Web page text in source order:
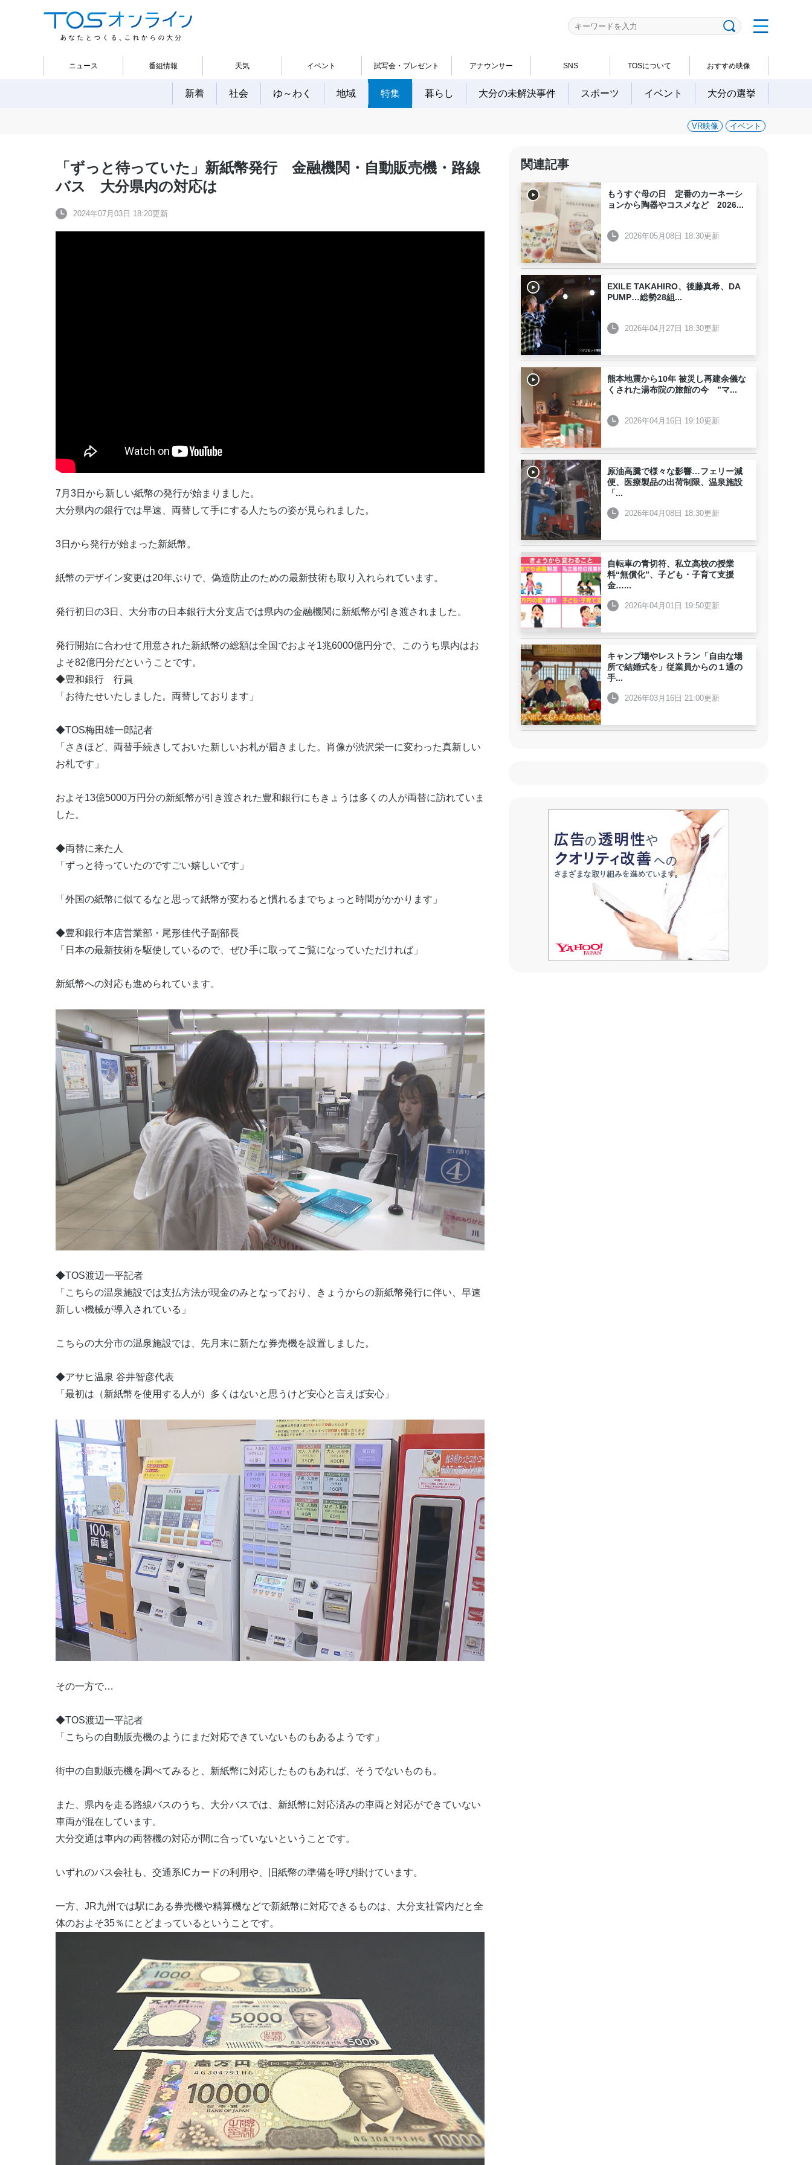
ニュース 番組情報 天気 イベント 試写会・プレゼント アナウンサー SNS TOSについて おすすめ映像
新着 社会 ゆ～わく 地域 特集 暮らし 大分の未解決事件 スポーツ イベント 大分の選挙
VR映像 イベント
「ずっと待っていた」新紙幣発行 金融機関・自動販売機・路線
バス 大分県内の対応は
2024年07月03日 18:20更新
7月3日から新しい紙幣の発行が始まりました。
大分県内の銀行では早速、両替して手にする人たちの姿が見られました。
3日から発行が始まった新紙幣。
紙幣のデザイン変更は20年ぶりで、偽造防止のための最新技術も取り入れられています。
発行初日の3日、大分市の日本銀行大分支店では県内の金融機関に新紙幣が引き渡されました。
発行開始に合わせて用意された新紙幣の総額は全国でおよそ1兆6000億円分で、このうち県内はお
よそ82億円分だということです。
◆豊和銀行 行員
「お待たせいたしました。両替しております」
◆TOS梅田雄一郎記者
「さきほど、両替手続きしておいた新しいお札が届きました。肖像が渋沢栄一に変わった真新しい
お札です」
およそ13億5000万円分の新紙幣が引き渡された豊和銀行にもきょうは多くの人が両替に訪れていま
した。
◆両替に来た人
「ずっと待っていたのですごい嬉しいです」
「外国の紙幣に似てるなと思って紙幣が変わると慣れるまでちょっと時間がかかります」
◆豊和銀行本店営業部・尾形佳代子副部長
「日本の最新技術を駆使しているので、ぜひ手に取ってご覧になっていただければ」
新紙幣への対応も進められています。
◆TOS渡辺一平記者
「こちらの温泉施設では支払方法が現金のみとなっており、きょうからの新紙幣発行に伴い、早速
新しい機械が導入されている」
こちらの大分市の温泉施設では、先月末に新たな券売機を設置しました。
◆アサヒ温泉 谷井智彦代表
「最初は（新紙幣を使用する人が）多くはないと思うけど安心と言えば安心」
その一方で…
◆TOS渡辺一平記者
「こちらの自動販売機のようにまだ対応できていないものもあるようです」
街中の自動販売機を調べてみると、新紙幣に対応したものもあれば、そうでないものも。
また、県内を走る路線バスのうち、大分バスでは、新紙幣に対応済みの車両と対応ができていない
車両が混在しています。
大分交通は車内の両替機の対応が間に合っていないということです。
いずれのバス会社も、交通系ICカードの利用や、旧紙幣の準備を呼び掛けています。
一方、JR九州では駅にある券売機や精算機などで新紙幣に対応できるものは、大分支社管内だと全
体のおよそ35％にとどまっているということです。
関連記事
もうすぐ母の日 定番のカーネーシ
ョンから陶器やコスメなど 2026...
2026年05月08日 18:30更新
EXILE TAKAHIRO、後藤真希、DA
PUMP…総勢28組 ...
2026年04月27日 18:30更新
熊本地震から10年 被災し再建余儀な
くされた湯布院の旅館の今 ”マ...
2026年04月16日 19:10更新
原油高騰で様々な影響…フェリー減
便、医療製品の出荷制限、温泉施設
「...
2026年04月08日 18:30更新
自転車の青切符、私立高校の授業
料“無償化”、子ども・子育て支援
金…...
2026年04月01日 19:50更新
キャンプ場やレストラン「自由な場
所で結婚式を」従業員からの１通の
手...
2026年03月16日 21:00更新